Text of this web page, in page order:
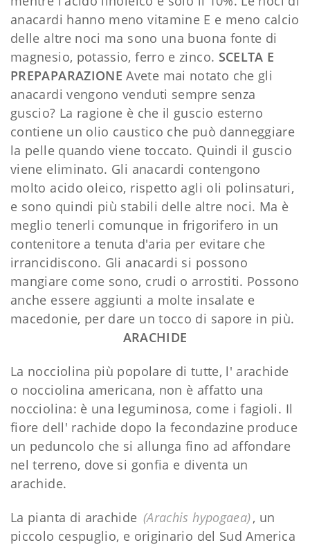
anacardi hanno meno vitamine E e meno calcio
delle altre noci ma sono una buona fonte di
magnesio, potassio, ferro e zinco. SCELTA E
PREPAPARAZIONE Avete mai notato che gli
anacardi vengono venduti sempre senza
guscio? La ragione è che il guscio esterno
contiene un olio caustico che può danneggiare
la pelle quando viene toccato. Quindi il guscio
viene eliminato. Gli anacardi contengono
molto acido oleico, rispetto agli oli polinsaturi,
e sono quindi più stabili delle altre noci. Ma è
meglio tenerli comunque in frigorifero in un
contenitore a tenuta d'aria per evitare che
irrancidiscono. Gli anacardi si possono
mangiare come sono, crudi o arrostiti. Possono
anche essere aggiunti a molte insalate e
macedonie, per dare un tocco di sapore in più.
ARACHIDE
La nocciolina più popolare di tutte, l' arachide
o nocciolina americana, non è affatto una
nocciolina: è una leguminosa, come i fagioli. Il
fiore dell' rachide dopo la fecondazine produce
un peduncolo che si allunga fino ad affondare
nel terreno, dove si gonfia e diventa un
arachide.
La pianta di arachide (Arachis hypogaea), un
piccolo cespuglio, e originario del Sud America